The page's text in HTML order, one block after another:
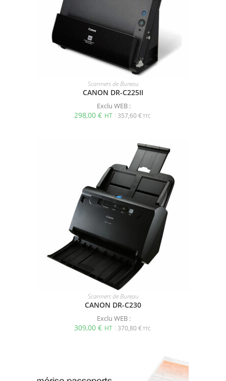
Scanners de Bureau
CANON DR-C225II
Exclu WEB :
298,00 € 357,60 €
Scanners de Bureau
CANON DR-C230
Exclu WEB :
309,00 € 370,80 €